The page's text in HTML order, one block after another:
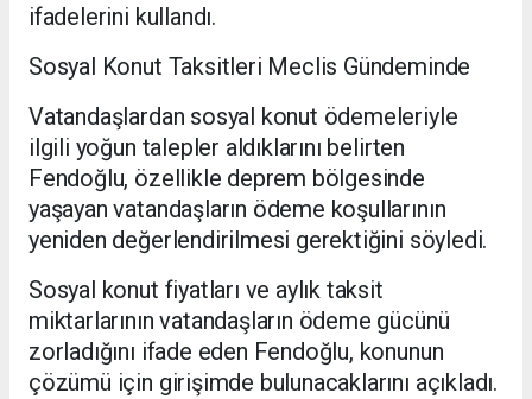
ifadelerini kullandı.
Sosyal Konut Taksitleri Meclis Gündeminde
Vatandaşlardan sosyal konut ödemeleriyle
ilgili yoğun talepler aldıklarını belirten
Fendoğlu, özellikle deprem bölgesinde
yaşayan vatandaşların ödeme koşullarının
yeniden değerlendirilmesi gerektiğini söyledi.
Sosyal konut fiyatları ve aylık taksit
miktarlarının vatandaşların ödeme gücünü
zorladığını ifade eden Fendoğlu, konunun
çözümü için girişimde bulunacaklarını açıkladı.